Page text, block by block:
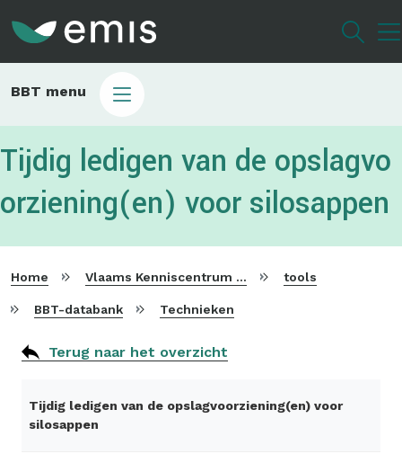
gaan
Main
BBT menu
Tijdig ledigen van de opslagvo
orziening(en) voor silosappen
Home Vlaams Kenniscentrum voor Beste Beschikbare Technieken tools
BBT-databank Technieken
Terug naar het overzicht
Tijdig ledigen van de opslagvoorziening(en) voor
silosappen